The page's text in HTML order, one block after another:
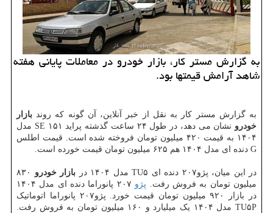
به گزارش مستر کار، بازار خودرو در معاملات پایانی هفته
شاهد آرامش قیمتها بود.
به گزارش مستر کار به نقل از خبر آنلاین، آن گونه که روند بازار
خودرو
نشان می دهد، در طول ۲۴ ساعت گذشته پراید ۱۵۱ SE مدل
۱۴۰۴ به قیمت ۴۲۰ میلیون تومان فروخته شده است. قیمت اطلس
G دنده ای مدل ۱۴۰۴ هم ۶۲۵ میلیون تومان قیمت خورده است.
در این میان، پژو۲۰۷ دنده ای TU۵ مدل ۱۴۰۴ در بازار خودرو
۸۳۰
میلیون تومان به فروش رفت. پژو
۲۰۷ پانوراما دنده ای مدل ۱۴۰۴
در بازار ۹۲۰ میلیون تومان قیمت خورد. پژو۲۰۷ پانوراما اتوماتیک
TU۵P مدل ۱۴۰۴ یک میلیارد و ۱۶۰ میلیون تومان به فروش رفت.